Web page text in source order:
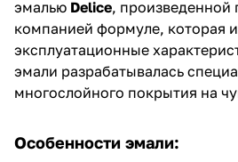
эмалью Delice, произведенной
компанией формуле, которая
эксплуатационные
эмали разрабатывалась
многослойного покрытия на
Особенности эмали: